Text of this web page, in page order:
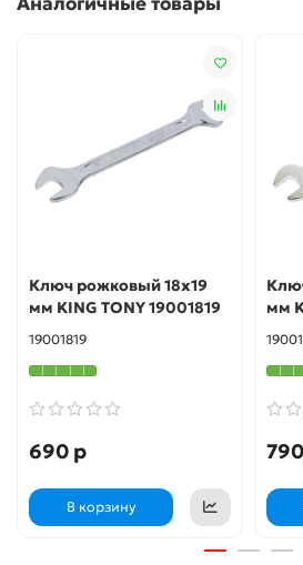
Ключ рожковый 18x19
мм KING TONY 19001819
19001819
690 р
В корзину
мм